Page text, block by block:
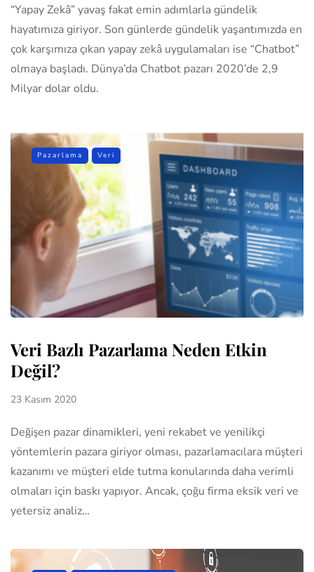
“Yapay Zekâ” yavaş fakat emin adımlarla gündelik
hayatımıza giriyor. Son günlerde gündelik yaşantımızda en
çok karşımıza çıkan yapay zekâ uygulamaları ise “Chatbot”
olmaya başladı. Dünya’da Chatbot pazarı 2020’de 2,9
Milyar dolar oldu.
Pazarlama Veri
Veri Bazlı Pazarlama Neden Etkin
Değil?
23 Kasım 2020
Değişen pazar dinamikleri, yeni rekabet ve yenilikçi
yöntemlerin pazara giriyor olması, pazarlamacılara müşteri
kazanımı ve müşteri elde tutma konularında daha verimli
olmaları için baskı yapıyor. Ancak, çoğu firma eksik veri ve
yetersiz analiz…